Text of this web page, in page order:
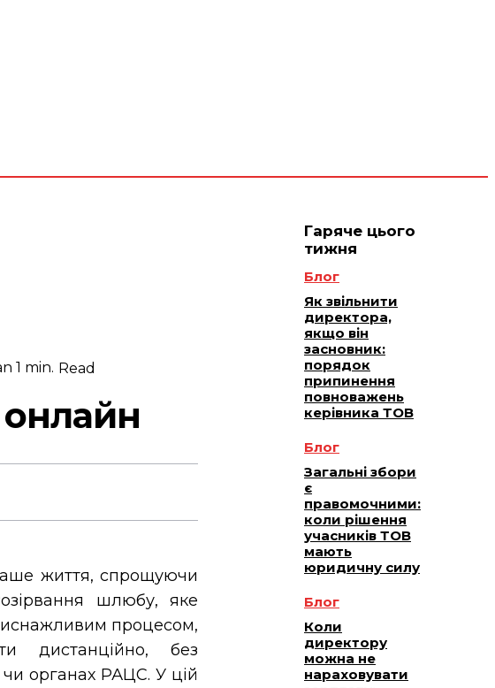
1 min. Read
життя, спрощуючи
шлюбу, яке
процесом,
дистанційно, без
чи органах РАЦС. У цій
Гаряче цього
тижня
Блог
Як звільнити
директора,
якщо він
засновник:
порядок
припинення
повноважень
керівника ТОВ
Блог
Загальні збори
є
правомочними:
коли рішення
учасників ТОВ
мають
юридичну силу
Блог
Коли
директору
можна не
нараховувати